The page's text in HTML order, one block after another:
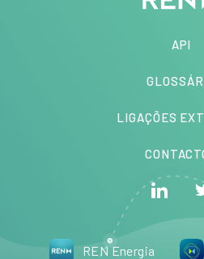
API
LIGAÇÕES
REN Energia